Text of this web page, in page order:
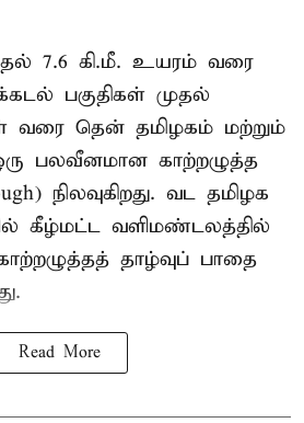
7.6 கி.மீ. உயரம் வரை
பகுதிகள் முதல்
வரை தென் தமிழகம் மற்றும்
பலவீனமான காற்றழுத்த
நிலவுகிறது. வட தமிழக
கீழ்மட்ட வளிமண்டலத்தில்
தாழ்வுப் பாதை
Read More